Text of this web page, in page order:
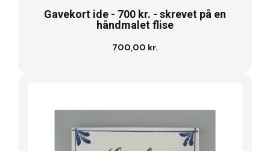
Gavekort ide - 700 kr. - skrevet på en
håndmalet flise
700,00 kr.
Læg i kurv